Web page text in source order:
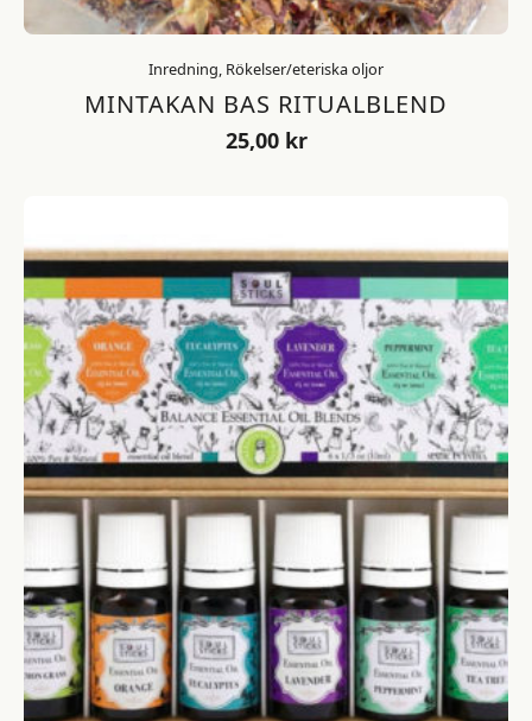
Inredning, Rökelser/eteriska oljor
MINTAKAN BAS RITUALBLEND
25,00 kr